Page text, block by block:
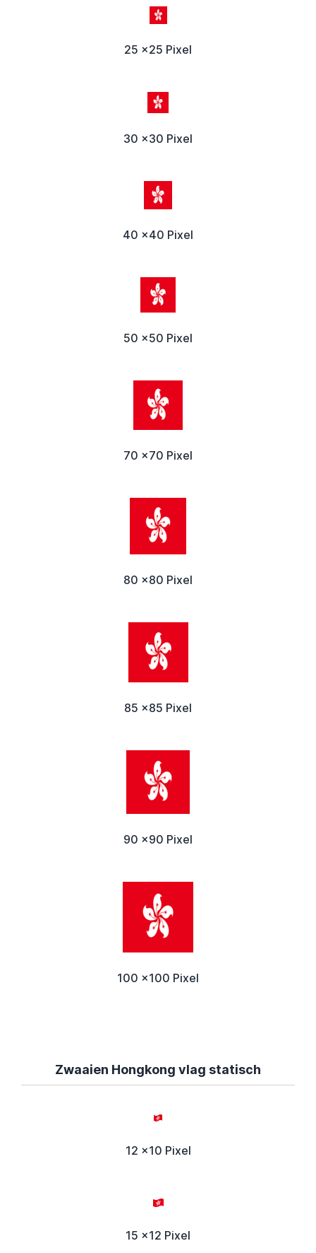
25 x25 Pixel
30 x30 Pixel
40 x40 Pixel
50 x50 Pixel
70 x70 Pixel
80 x80 Pixel
85 x85 Pixel
90 x90 Pixel
100 x100 Pixel
Zwaaien Hongkong vlag statisch
12 x10 Pixel
15 x12 Pixel